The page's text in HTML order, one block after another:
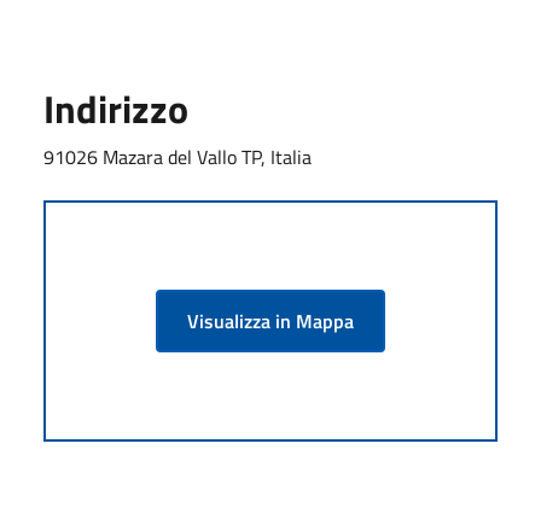
Indirizzo
91026 Mazara del Vallo TP, Italia
Visualizza in Mappa